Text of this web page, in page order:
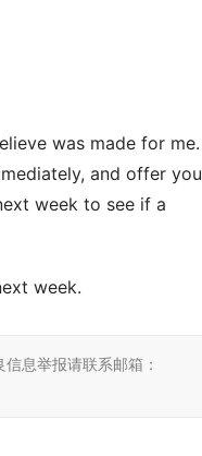
and offer you
week to see if a
week.
信息举报请联系邮箱：